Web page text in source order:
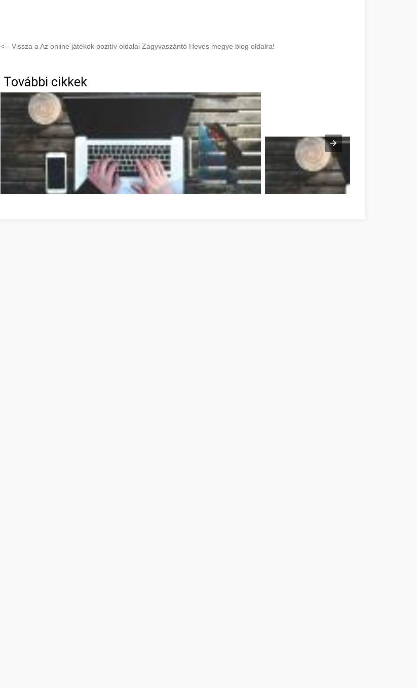
<-- Vissza a Az online játékok pozitív oldalai Zagyvaszántó Heves megye blog oldalra!
További cikkek